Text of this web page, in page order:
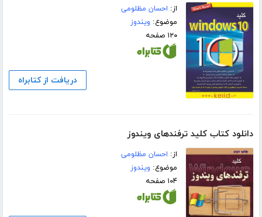
از: احسان مظلومی
موضوع: ویندوز
۱۲۰ صفحه
دریافت از کتابراه
دانلود کتاب کلید ترفندهای ویندوز
از: احسان مظلومی
موضوع: ویندوز
۱۰۴ صفحه